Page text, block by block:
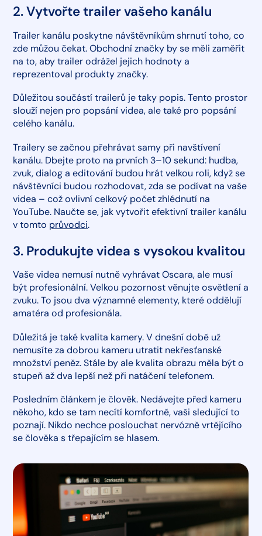
2. Vytvořte trailer vašeho kanálu
Trailer kanálu poskytne návštěvníkům shrnutí toho, co
zde můžou čekat. Obchodní značky by se měli zaměřit
na to, aby trailer odrážel jejich hodnoty a
reprezentoval produkty značky.
Důležitou součástí trailerů je taky popis. Tento prostor
slouží nejen pro popsání videa, ale také pro popsání
celého kanálu.
Trailery se začnou přehrávat samy při navštívení
kanálu. Dbejte proto na prvních 3–10 sekund: hudba,
zvuk, dialog a editování budou hrát velkou roli, když se
návštěvníci budou rozhodovat, zda se podívat na vaše
videa – což ovlivní celkový počet zhlédnutí na
YouTube. Naučte se, jak vytvořit efektivní trailer kanálu
v tomto průvodci.
3. Produkujte videa s vysokou kvalitou
Vaše videa nemusí nutně vyhrávat Oscara, ale musí
být profesionální. Velkou pozornost věnujte osvětlení a
zvuku. To jsou dva významné elementy, které oddělují
amatéra od profesionála.
Důležitá je také kvalita kamery. V dnešní době už
nemusíte za dobrou kameru utratit nekřesťanské
množství peněz. Stále by ale kvalita obrazu měla být o
stupeň až dva lepší než při natáčení telefonem.
Posledním článkem je člověk. Nedávejte před kameru
někoho, kdo se tam necítí komfortně, vaši sledující to
poznají. Nikdo nechce poslouchat nervózně vrtějícího
se člověka s třepajícím se hlasem.